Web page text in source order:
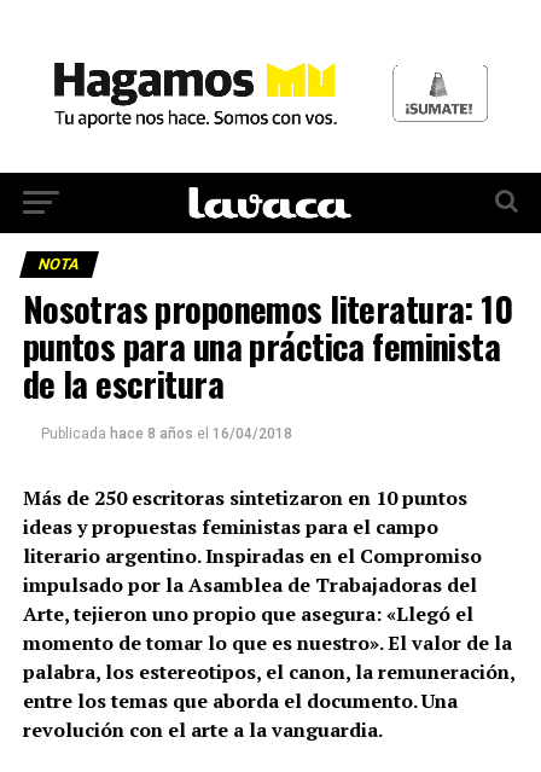
NOTA
Nosotras proponemos literatura: 10
puntos para una práctica feminista
de la escritura
Publicada hace 8 años el 16/04/2018
Más de 250 escritoras sintetizaron en 10 puntos
ideas y propuestas feministas para el campo
literario argentino. Inspiradas en el Compromiso
impulsado por la Asamblea de Trabajadoras del
Arte, tejieron uno propio que asegura: «Llegó el
momento de tomar lo que es nuestro». El valor de la
palabra, los estereotipos, el canon, la remuneración,
entre los temas que aborda el documento. Una
revolución con el arte a la vanguardia.